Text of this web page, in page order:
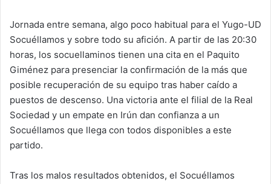
Jornada entre semana, algo poco habitual para el Yugo-UD
Socuéllamos y sobre todo su afición. A partir de las 20:30
horas, los socuellaminos tienen una cita en el Paquito
Giménez para presenciar la confirmación de la más que
posible recuperación de su equipo tras haber caído a
puestos de descenso. Una victoria ante el filial de la Real
Sociedad y un empate en Irún dan confianza a un
Socuéllamos que llega con todos disponibles a este
partido.
Tras los malos resultados obtenidos, el Socuéllamos